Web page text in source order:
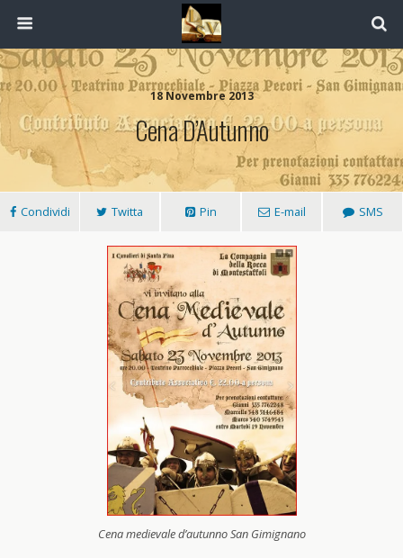
18 Novembre 2013
Cena D’Autunno
Condividi Twitta Pin E-mail SMS
Cena medievale d’autunno San Gimignano